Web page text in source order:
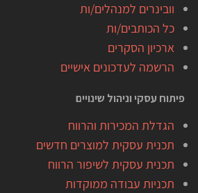
וובינרים למנהלים/ות
כל הכותבים/ות
ארכיון הסקרים
הרשמה לעדכונים אישיים
פיתוח עסקי וניהול שינויים
הגדלת המכירות והרווח
תכנית עסקית למוצרים חדשים
תכנית עסקית לשיפור הרווח
תכניות עבודה ממוקדות